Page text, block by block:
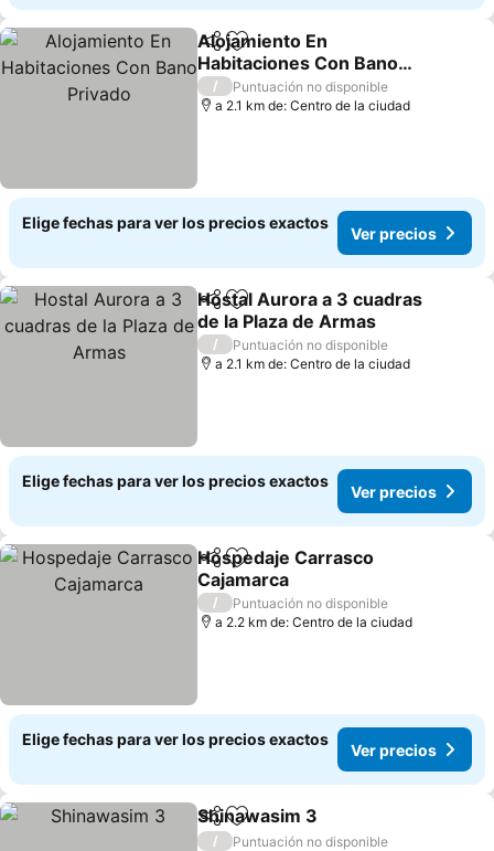
CompartirAgregar a favoritos
Alojamiento En
Habitaciones Con Bano
Privado
Ver precios
/
Puntuación no disponible
a 2.1 km de: Centro de la ciudad
Elige fechas para ver los precios exactos
Ver precios
CompartirAgregar a favoritos
Hostal Aurora a 3 cuadras
de la Plaza de Armas
Ver precios
/
Puntuación no disponible
a 2.1 km de: Centro de la ciudad
Elige fechas para ver los precios exactos
Ver precios
CompartirAgregar a favoritos
Hospedaje Carrasco
Cajamarca
Ver precios
/
Puntuación no disponible
a 2.2 km de: Centro de la ciudad
Elige fechas para ver los precios exactos
Ver precios
CompartirAgregar a favoritos
Shinawasim 3
/
Puntuación no disponible